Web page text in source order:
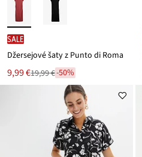
SALE
Džersejové šaty z Punto di Roma
Nová
cena
9,99 €
Zľava19,99 €-50%